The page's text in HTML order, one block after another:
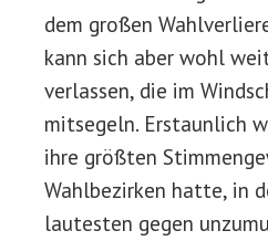
dem großen
kann sich aber wohl
verlassen, die im
mitsegeln. Erstaunlich
ihre größten
Wahlbezirken hatte, in
lautesten gegen